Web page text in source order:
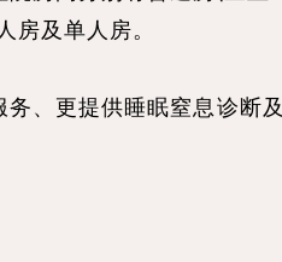
房及单人房。
、更提供睡眠窒息诊断及